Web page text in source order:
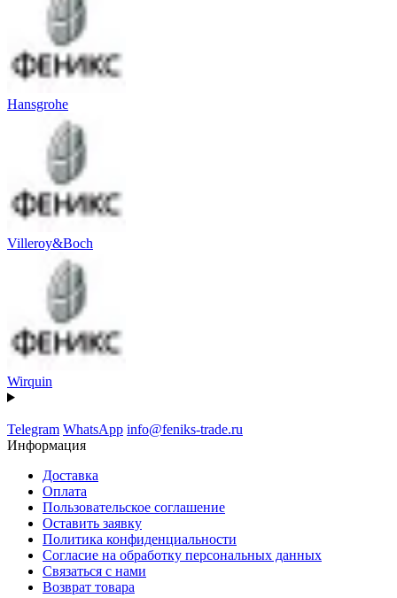
Hansgrohe
Villeroy&Boch
Wirquin
Telegram WhatsApp info@feniks-trade.ru
Информация
Доставка
Оплата
Пользовательское соглашение
Оставить заявку
Политика конфиденциальности
Согласие на обработку персональных данных
Связаться с нами
Возврат товара